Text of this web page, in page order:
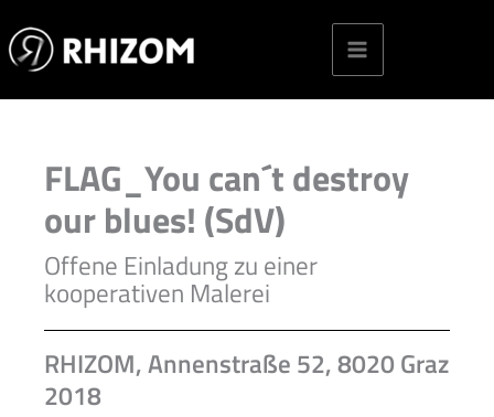
to
content
FLAG_You can´t destroy
our blues! (SdV)
Offene Einladung zu einer
kooperativen Malerei
RHIZOM, Annenstraße 52, 8020 Graz
2018